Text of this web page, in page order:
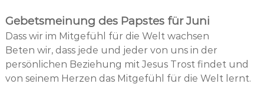
Gebetsmeinung des Papstes für Juni
Dass wir im Mitgefühl für die Welt wachsen
Beten wir, dass jede und jeder von uns in der
persönlichen Beziehung mit Jesus Trost findet und
von seinem Herzen das Mitgefühl für die Welt lernt.